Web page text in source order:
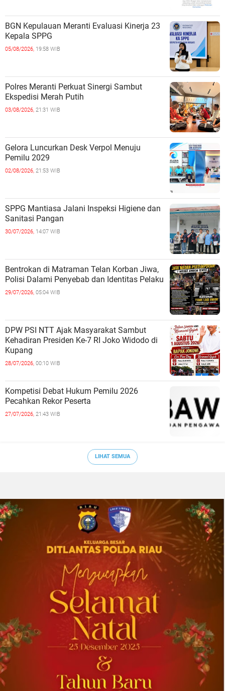
BGN Kepulauan Meranti Evaluasi Kinerja 23
Kepala SPPG
05/08/2026, 19:58 WIB
Polres Meranti Perkuat Sinergi Sambut
Ekspedisi Merah Putih
03/08/2026, 21:31 WIB
Gelora Luncurkan Desk Verpol Menuju
Pemilu 2029
02/08/2026, 21:53 WIB
SPPG Mantiasa Jalani Inspeksi Higiene dan
Sanitasi Pangan
30/07/2026, 14:07 WIB
Bentrokan di Matraman Telan Korban Jiwa,
Polisi Dalami Penyebab dan Identitas Pelaku
29/07/2026, 05:04 WIB
DPW PSI NTT Ajak Masyarakat Sambut
Kehadiran Presiden Ke-7 RI Joko Widodo di
Kupang
28/07/2026, 00:10 WIB
Kompetisi Debat Hukum Pemilu 2026
Pecahkan Rekor Peserta
27/07/2026, 21:43 WIB
LIHAT SEMUA